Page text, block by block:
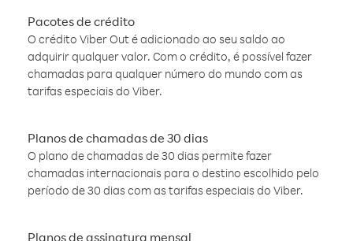
Pacotes de crédito
O crédito Viber Out é adicionado ao seu saldo ao
adquirir qualquer valor. Com o crédito, é possível fazer
chamadas para qualquer número do mundo com as
tarifas especiais do Viber.
Planos de chamadas de 30 dias
O plano de chamadas de 30 dias permite fazer
chamadas internacionais para o destino escolhido pelo
período de 30 dias com as tarifas especiais do Viber.
Planos de assinatura mensal